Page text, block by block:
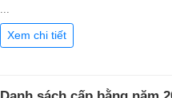
...
Xem chi tiết